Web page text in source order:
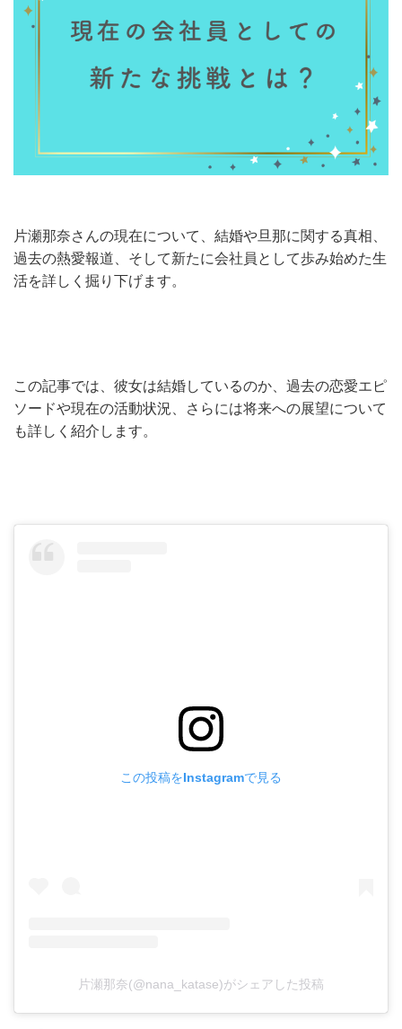
片瀬那奈さんの現在について、結婚や旦那に関する真相、
過去の熱愛報道、そして新たに会社員として歩み始めた生
活を詳しく掘り下げます。
この記事では、彼女は結婚しているのか、過去の恋愛エピ
ソードや現在の活動状況、さらには将来への展望について
も詳しく紹介します。
この投稿をInstagramで見る
片瀬那奈(@nana_katase)がシェアした投稿